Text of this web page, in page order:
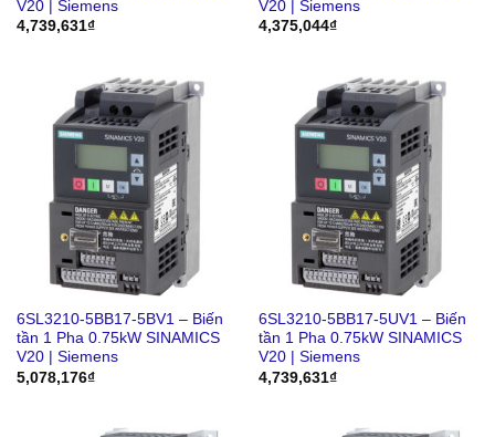
V20 | Siemens
4,739,631₫
V20 | Siemens
4,375,044₫
6SL3210-5BB17-5BV1 – Biến
tần 1 Pha 0.75kW SINAMICS
V20 | Siemens
5,078,176₫
6SL3210-5BB17-5UV1 – Biến
tần 1 Pha 0.75kW SINAMICS
V20 | Siemens
4,739,631₫